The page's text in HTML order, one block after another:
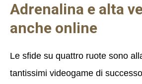
Adrenalina e alta
anche online
Le sfide su quattro ruote sono
tantissimi videogame di